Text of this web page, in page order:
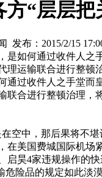
“层层把
发布：2015/2/15
是如何通过收件人
运输联合进行整顿
过收件人之手堂而
合进行整顿治理，
中，那后果将不堪
美国费城国际机场
4家违规操作的快
险品的规定如此淡